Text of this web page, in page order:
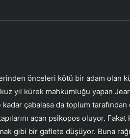
önceleri kötü bir adam olan
yıl kürek mahkumluğu yapan
çabalasa da toplum tarafından
açan psikopos oluyor. Fakat
gibi bir gaflete düşüyor. Buna